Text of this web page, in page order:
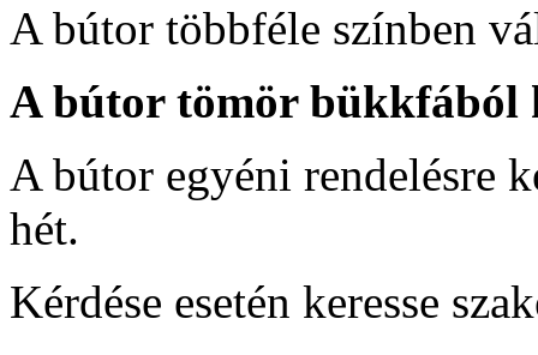
A bútor többféle színben
A bútor tömör bükkfából
A bútor egyéni rendelésre
hét.
Kérdése esetén keresse